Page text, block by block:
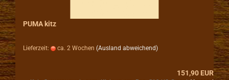
PUMA kitz
Lieferzeit: ca. 2 Wochen (Ausland abweichend)
151,90 EUR